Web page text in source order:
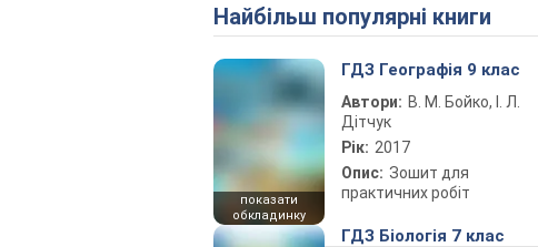
Найбільш популярні книги
показати
обкладинку
ГДЗ Географія 9 клас
Автори: В. М. Бойко, І. Л.
Дітчук
Рік: 2017
Опис: Зошит для
практичних робіт
ГДЗ Біологія 7 клас